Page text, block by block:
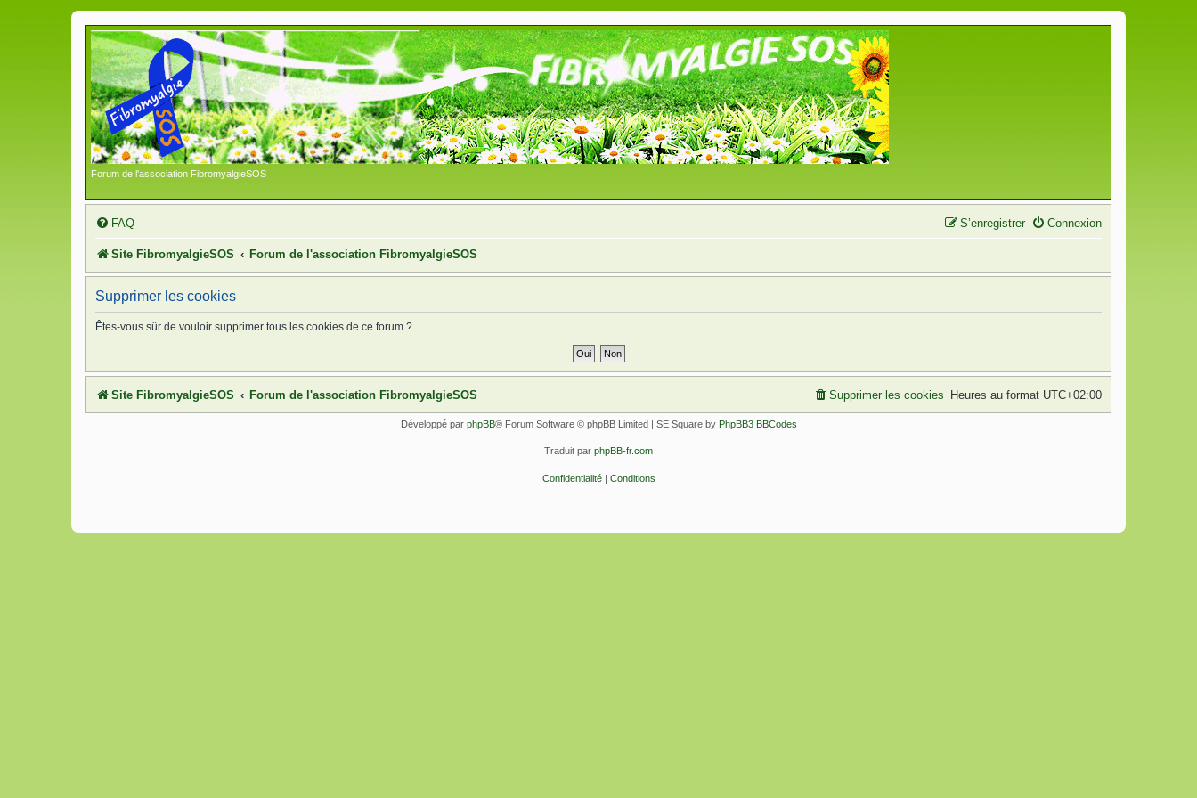
Forum de l'association FibromyalgieSOS
FAQ Connexion
S’enregistrer
Site FibromyalgieSOS Forum de l'association FibromyalgieSOS
Supprimer les cookies
Êtes-vous sûr de vouloir supprimer tous les cookies de ce forum ?
Site FibromyalgieSOS Forum de l'association FibromyalgieSOS Heures au format UTC+02:00
Supprimer les cookies
Développé par phpBB® Forum Software © phpBB Limited | SE Square by PhpBB3 BBCodes
Traduit par phpBB-fr.com
Confidentialité| Conditions